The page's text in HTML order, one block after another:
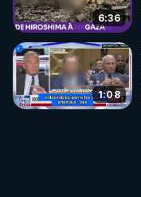
6:36
1:08